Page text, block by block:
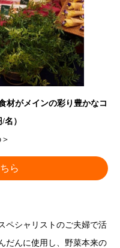
材がメインの彩り豊かなコ
名）
ら
ペシャリストのご夫婦で活
だんに使用し、野菜本来の